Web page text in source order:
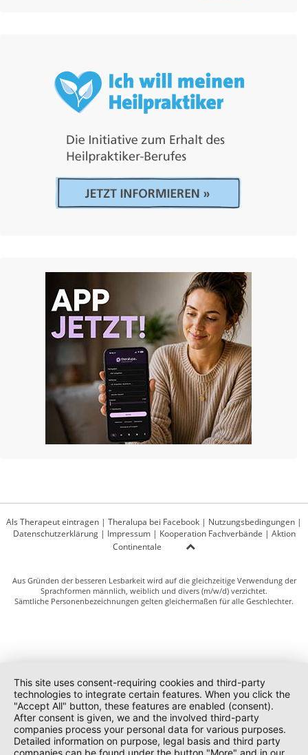
Als Therapeut eintragen | Theralupa bei Facebook | Nutzungsbedingungen |
Datenschutzerklärung| Impressum| Kooperation Fachverbände | Aktion
Continentale
Aus Gründen der besseren Lesbarkeit wird auf die gleichzeitige Verwendung der
Sprachformen männlich, weiblich und divers (m/w/d) verzichtet.
Sämtliche Personenbezeichnungen gelten gleichermaßen für alle Geschlechter.
This site uses consent-requiring cookies and third-party
technologies to integrate certain features. When you click the
"Accept All" button, these features are enabled (consent).
After consent is given, we and the involved third-party
companies process your personal data for various purposes.
Detailed information on purpose, legal basis and third party
companies can be found under the button "More" and in our